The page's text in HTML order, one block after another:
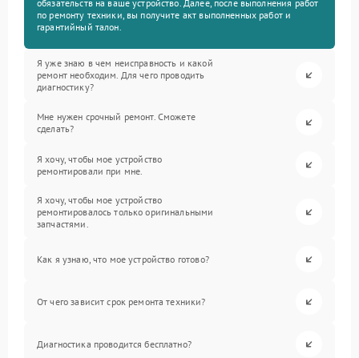
обязательств на ваше устройство. Далее, после выполнения работ
по ремонту техники, вы получите акт выполненных работ и
гарантийный талон.
Я уже знаю в чем неисправность и какой
ремонт необходим. Для чего проводить
диагностику?
Мне нужен срочный ремонт. Сможете
сделать?
Я хочу, чтобы мое устройство
ремонтировали при мне.
Я хочу, чтобы мое устройство
ремонтировалось только оригинальными
запчастями.
Как я узнаю, что мое устройство готово?
От чего зависит срок ремонта техники?
Диагностика проводится бесплатно?